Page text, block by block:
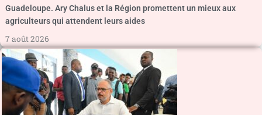
Guadeloupe. Ary Chalus et la Région promettent un mieux aux
agriculteurs qui attendent leurs aides
7 août 2026